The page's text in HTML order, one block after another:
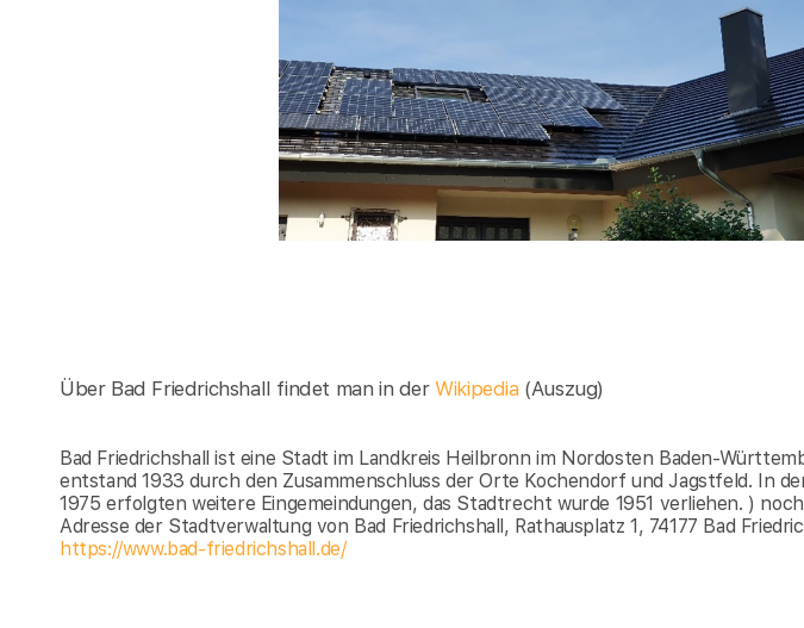
Über Bad Friedrichshall findet man in derWikipedia (Auszug)
Bad Friedrichshall ist eine Stadt im Landkreis Heilbronn im Nordosten Baden-
entstand 1933 durch den Zusammenschluss der Orte Kochendorf und Jagstfeld. In
1975 erfolgten weitere Eingemeindungen, das Stadtrecht wurde 1951 verliehen. )
Adresse der Stadtverwaltung von Bad Friedrichshall, Rathausplatz 1, 74177 Bad
https://www.bad-friedrichshall.de/